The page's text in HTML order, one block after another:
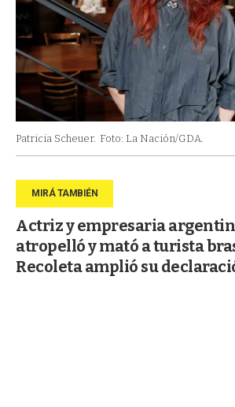
Patricia Scheuer. Foto: La Nación/GDA.
Actriz y empresaria
atropelló y mató a turista
Recoleta amplió su